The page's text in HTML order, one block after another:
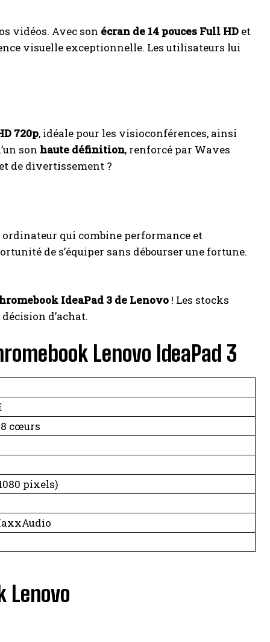
vidéos. Avec son écran de 14 pouces Full HD et
visuelle exceptionnelle. Les utilisateurs lui
720p, idéale pour les visioconférences, ainsi
son haute définition, renforcé par Waves
de divertissement ?
qui combine performance et
de s’équiper sans débourser une fortune.
IdeaPad 3 de Lenovo ! Les stocks
d’achat.
Lenovo IdeaPad 3
cœurs
pixels)
Lenovo